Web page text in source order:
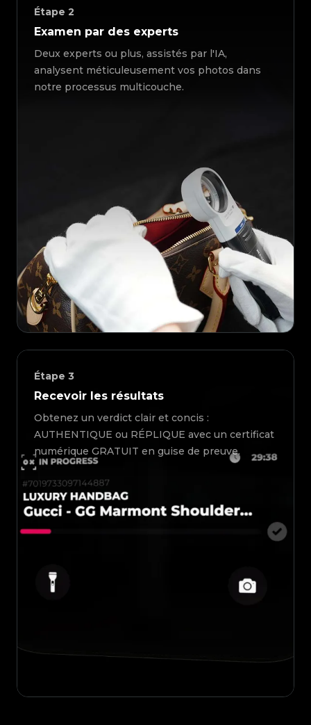
Étape 2
Examen par des experts
Deux experts ou plus, assistés par l'IA,
analysent méticuleusement vos photos dans
notre processus multicouche.
Étape 3
Recevoir les résultats
Obtenez un verdict clair et concis :
AUTHENTIQUE ou RÉPLIQUE avec un certificat
numérique GRATUIT en guise de preuve.